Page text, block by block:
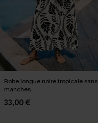
Robe longue noire tropicale sans
manches
33,00 €